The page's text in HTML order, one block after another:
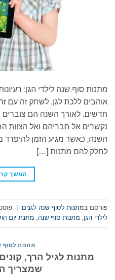
מתנות סוף שנה לילדי הגן:
אוהבים ללכת לגן, לשחק זה עם
חדשים. לאורך השנה הם צוברים
נקשרים אל חבריהם ואל הצוות
השנה, כאשר מגיע הזמן להיפרד
לחלק להם מתנות […]
המשך
פורסם במתנות לסוף שנה לגנים
לילדי הגן, מתנות סוף שנה, מתנת יום
מתנות לסוף
מתנות לגיל הרך,
שמצריך